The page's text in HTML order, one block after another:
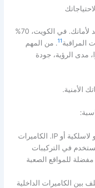
اختيار كاميرا مراقبة يحتاج إلى فهم جيد لأمانك. في الكويت، 70%
المراقبة11. من المهم
مدى الرؤية، جودة
الأمنية.
تحديد نوع الكاميرا: سلكية أو لاسلكية أو IP. الكاميرات
في التركيبات
مفضلة للمواقع الصعبة
بين الكاميرات الداخلية